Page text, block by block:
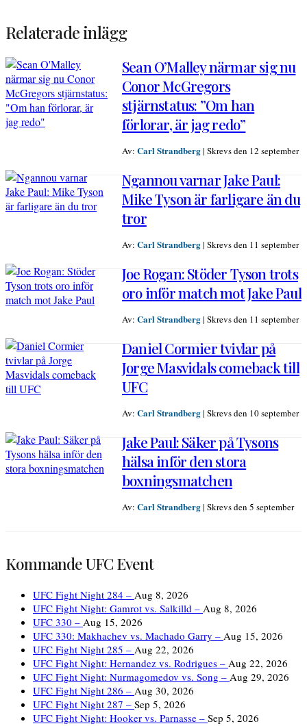
Relaterade inlägg
Sean O’Malley närmar sig nu
Conor McGregors
stjärnstatus: ”Om han
förlorar, är jag redo”
Av: Carl Strandberg| Skrevs den 12 september
Ngannou varnar Jake Paul:
Mike Tyson är farligare än du
tror
Av: Carl Strandberg| Skrevs den 11 september
Joe Rogan: Stöder Tyson trots
oro inför match mot Jake Paul
Av: Carl Strandberg| Skrevs den 11 september
Daniel Cormier tvivlar på
Jorge Masvidals comeback till
UFC
Av: Carl Strandberg| Skrevs den 10 september
Jake Paul: Säker på Tysons
hälsa inför den stora
boxningsmatchen
Av: Carl Strandberg| Skrevs den 5 september
Kommande UFC Event
UFC Fight Night 284 – Aug 8, 2026
UFC Fight Night: Gamrot vs. Salkilld – Aug 8, 2026
UFC 330 – Aug 15, 2026
UFC 330: Makhachev vs. Machado Garry – Aug 15, 2026
UFC Fight Night 285 – Aug 22, 2026
UFC Fight Night: Hernandez vs. Rodrigues – Aug 22, 2026
UFC Fight Night: Nurmagomedov vs. Song – Aug 29, 2026
UFC Fight Night 286 – Aug 30, 2026
UFC Fight Night 287 – Sep 5, 2026
UFC Fight Night: Hooker vs. Parnasse – Sep 5, 2026